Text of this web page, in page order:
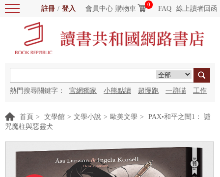
註冊 / 登入 會員中心 購物車
0
FAQ 線上讀者回函
熱門搜尋關鍵字： 官網獨家 小熊點讀 超慢跑 一群喵 工作
首頁 > 文學館 > 文學小說 > 歐美文學 >
PAX•和平之闇1： 譴
咒魔柱與惡靈犬